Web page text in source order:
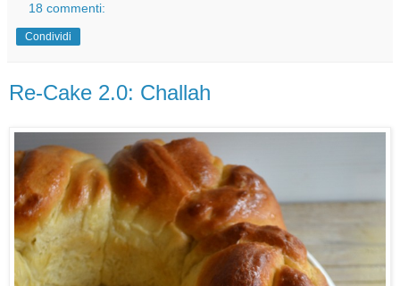
18 commenti:
Condividi
Re-Cake 2.0: Challah